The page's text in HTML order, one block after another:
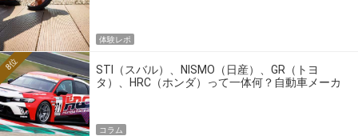
体験レポ
STI（スバル）、NISMO（日産）、GR（トヨ
タ）、HRC（ホンダ）って一体何？自動車メーカ
8位
コラム